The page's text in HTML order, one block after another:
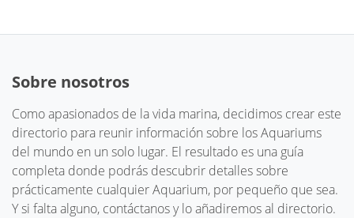
Sobre nosotros
Como apasionados de la vida marina, decidimos crear este
directorio para reunir información sobre los Aquariums
del mundo en un solo lugar. El resultado es una guía
completa donde podrás descubrir detalles sobre
prácticamente cualquier Aquarium, por pequeño que sea.
Y si falta alguno, contáctanos y lo añadiremos al directorio.